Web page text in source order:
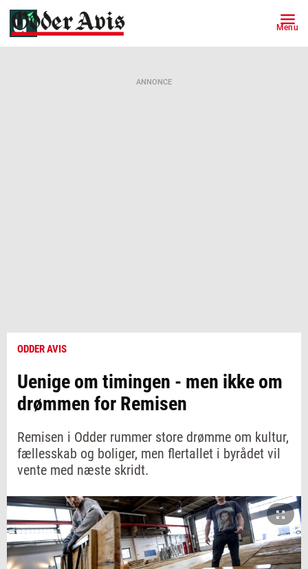
Menu
ANNONCE
ODDER AVIS
Uenige om timingen - men ikke om
drømmen for Remisen
Remisen i Odder rummer store drømme om kultur,
fællesskab og boliger, men flertallet i byrådet vil
vente med næste skridt.